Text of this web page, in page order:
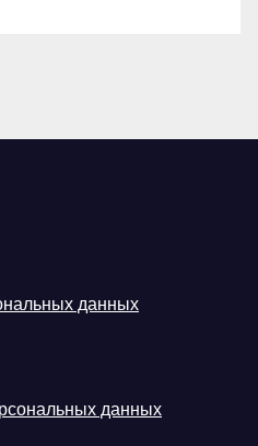
данных
данных